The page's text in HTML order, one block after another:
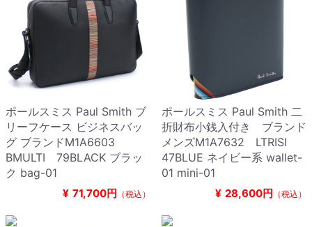
ポールスミス Paul Smith ブ
リーフケース ビジネスバッ
グ ブランドM1A6603
BMULTI 79BLACK ブラッ
ク bag-01
¥ 71,700円 （税込）
ポールスミス Paul Smith 二
折財布小銭入付き ブランド
メンズM1A7632 LTRISI
47BLUE ネイビー系 wallet-
01 mini-01
¥ 28,600円 （税込）